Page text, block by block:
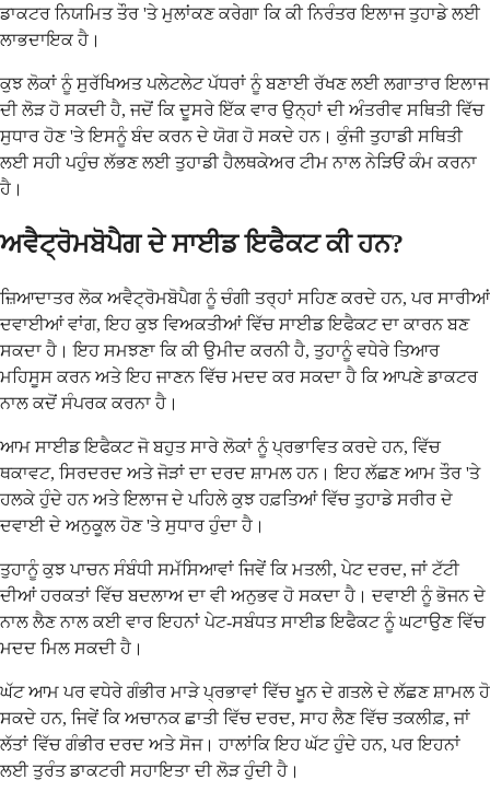
ਡਾਕਟਰ ਨਿਯਮਿਤ ਤੌਰ 'ਤੇ ਮੁਲਾਂਕਣ ਕਰੇਗਾ ਕਿ ਕੀ ਨਿਰੰਤਰ ਇਲਾਜ ਤੁਹਾਡੇ ਲਈ
ਲਾਭਦਾਇਕ ਹੈ।
ਕੁਝ ਲੋਕਾਂ ਨੂੰ ਸੁਰੱਖਿਅਤ ਪਲੇਟਲੇਟ ਪੱਧਰਾਂ ਨੂੰ ਬਣਾਈ ਰੱਖਣ ਲਈ ਲਗਾਤਾਰ ਇਲਾਜ
ਦੀ ਲੋੜ ਹੋ ਸਕਦੀ ਹੈ, ਜਦੋਂ ਕਿ ਦੂਸਰੇ ਇੱਕ ਵਾਰ ਉਨ੍ਹਾਂ ਦੀ ਅੰਤਰੀਵ ਸਥਿਤੀ ਵਿੱਚ
ਸੁਧਾਰ ਹੋਣ 'ਤੇ ਇਸਨੂੰ ਬੰਦ ਕਰਨ ਦੇ ਯੋਗ ਹੋ ਸਕਦੇ ਹਨ। ਕੁੰਜੀ ਤੁਹਾਡੀ ਸਥਿਤੀ
ਲਈ ਸਹੀ ਪਹੁੰਚ ਲੱਭਣ ਲਈ ਤੁਹਾਡੀ ਹੈਲਥਕੇਅਰ ਟੀਮ ਨਾਲ ਨੇੜਿਓਂ ਕੰਮ ਕਰਨਾ
ਹੈ।
ਅਵੈਟ੍ਰੋਮਬੋਪੈਗ ਦੇ ਸਾਈਡ ਇਫੈਕਟ ਕੀ ਹਨ?
ਜ਼ਿਆਦਾਤਰ ਲੋਕ ਅਵੈਟ੍ਰੋਮਬੋਪੈਗ ਨੂੰ ਚੰਗੀ ਤਰ੍ਹਾਂ ਸਹਿਣ ਕਰਦੇ ਹਨ, ਪਰ ਸਾਰੀਆਂ
ਦਵਾਈਆਂ ਵਾਂਗ, ਇਹ ਕੁਝ ਵਿਅਕਤੀਆਂ ਵਿੱਚ ਸਾਈਡ ਇਫੈਕਟ ਦਾ ਕਾਰਨ ਬਣ
ਸਕਦਾ ਹੈ। ਇਹ ਸਮਝਣਾ ਕਿ ਕੀ ਉਮੀਦ ਕਰਨੀ ਹੈ, ਤੁਹਾਨੂੰ ਵਧੇਰੇ ਤਿਆਰ
ਮਹਿਸੂਸ ਕਰਨ ਅਤੇ ਇਹ ਜਾਣਨ ਵਿੱਚ ਮਦਦ ਕਰ ਸਕਦਾ ਹੈ ਕਿ ਆਪਣੇ ਡਾਕਟਰ
ਨਾਲ ਕਦੋਂ ਸੰਪਰਕ ਕਰਨਾ ਹੈ।
ਆਮ ਸਾਈਡ ਇਫੈਕਟ ਜੋ ਬਹੁਤ ਸਾਰੇ ਲੋਕਾਂ ਨੂੰ ਪ੍ਰਭਾਵਿਤ ਕਰਦੇ ਹਨ, ਵਿੱਚ
ਥਕਾਵਟ, ਸਿਰਦਰਦ ਅਤੇ ਜੋੜਾਂ ਦਾ ਦਰਦ ਸ਼ਾਮਲ ਹਨ। ਇਹ ਲੱਛਣ ਆਮ ਤੌਰ 'ਤੇ
ਹਲਕੇ ਹੁੰਦੇ ਹਨ ਅਤੇ ਇਲਾਜ ਦੇ ਪਹਿਲੇ ਕੁਝ ਹਫ਼ਤਿਆਂ ਵਿੱਚ ਤੁਹਾਡੇ ਸਰੀਰ ਦੇ
ਦਵਾਈ ਦੇ ਅਨੁਕੂਲ ਹੋਣ 'ਤੇ ਸੁਧਾਰ ਹੁੰਦਾ ਹੈ।
ਤੁਹਾਨੂੰ ਕੁਝ ਪਾਚਨ ਸੰਬੰਧੀ ਸਮੱਸਿਆਵਾਂ ਜਿਵੇਂ ਕਿ ਮਤਲੀ, ਪੇਟ ਦਰਦ, ਜਾਂ ਟੱਟੀ
ਦੀਆਂ ਹਰਕਤਾਂ ਵਿੱਚ ਬਦਲਾਅ ਦਾ ਵੀ ਅਨੁਭਵ ਹੋ ਸਕਦਾ ਹੈ। ਦਵਾਈ ਨੂੰ ਭੋਜਨ ਦੇ
ਨਾਲ ਲੈਣ ਨਾਲ ਕਈ ਵਾਰ ਇਹਨਾਂ ਪੇਟ-ਸਬੰਧਤ ਸਾਈਡ ਇਫੈਕਟ ਨੂੰ ਘਟਾਉਣ ਵਿੱਚ
ਮਦਦ ਮਿਲ ਸਕਦੀ ਹੈ।
ਘੱਟ ਆਮ ਪਰ ਵਧੇਰੇ ਗੰਭੀਰ ਮਾੜੇ ਪ੍ਰਭਾਵਾਂ ਵਿੱਚ ਖੂਨ ਦੇ ਗਤਲੇ ਦੇ ਲੱਛਣ ਸ਼ਾਮਲ ਹੋ
ਸਕਦੇ ਹਨ, ਜਿਵੇਂ ਕਿ ਅਚਾਨਕ ਛਾਤੀ ਵਿੱਚ ਦਰਦ, ਸਾਹ ਲੈਣ ਵਿੱਚ ਤਕਲੀਫ਼, ਜਾਂ
ਲੱਤਾਂ ਵਿੱਚ ਗੰਭੀਰ ਦਰਦ ਅਤੇ ਸੋਜ। ਹਾਲਾਂਕਿ ਇਹ ਘੱਟ ਹੁੰਦੇ ਹਨ, ਪਰ ਇਹਨਾਂ
ਲਈ ਤੁਰੰਤ ਡਾਕਟਰੀ ਸਹਾਇਤਾ ਦੀ ਲੋੜ ਹੁੰਦੀ ਹੈ।